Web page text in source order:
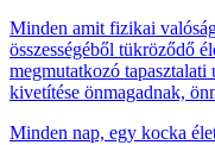
Minden amit fizikai
összességéből tükröződő
megmutatkozó
kivetítése önmagadnak,
Minden nap, egy kocka